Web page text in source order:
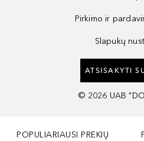
Pirkimo ir
Slapukų
ATSISAKYTI
© 2026 UAB
POPULIARIAUSI PREKIŲ